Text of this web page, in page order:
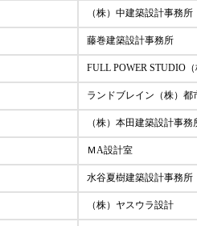
（株）中建築設計事務所
藤巻建築設計事務所
FULL POWER STUDIO
ランドブレイン（株）
（株）本田建築設計事
ＭΑ設計室
水谷夏樹建築設計事務所
（株）ヤスウラ設計